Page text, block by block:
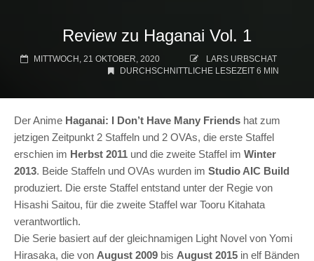
Review zu Haganai Vol. 1
MITTWOCH, 21 OKTOBER, 2020
LARS URBSCHAT
DURCHSCHNITTLICHE LESEZEIT 6 MIN
Der Anime Haganai: I Don’t Have Many Friends hat zum
jetzigen Zeitpunkt 2 Staffeln und 2 OVAs, die erste Staffel
erschien im Herbst 2011 und die zweite Staffel im Winter
2013. Beide Staffeln und OVAs wurden im Studio AIC Build
produziert. Die erste Staffel entstand unter der Regie von
Hisashi Saitou, für die zweite Staffel war Tooru Kitahata
verantwortlich.
Die Serie basiert auf der gleichnamigen Light Novel von Yomi
Hirasaka, die von August 2009 bis August 2015 in elf Bänden